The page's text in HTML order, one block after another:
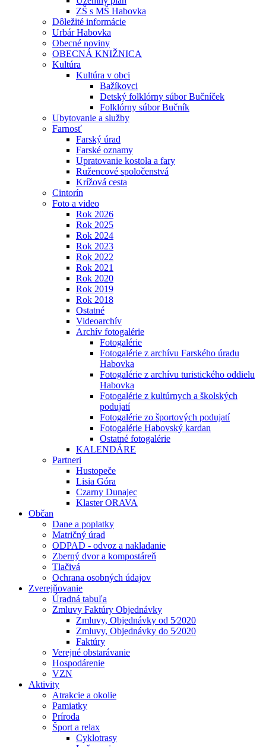
ZŠ s MŠ Habovka
Dôležité informácie
Urbár Habovka
Obecné noviny
OBECNÁ KNIŽNICA
Kultúra
Kultúra v obci
Bažíkovci
Detský folklórny súbor Bučníček
Folklórny súbor Bučník
Ubytovanie a služby
Farnosť
Farský úrad
Farské oznamy
Upratovanie kostola a fary
Ružencové spoločenstvá
Krížová cesta
Cintorín
Foto a video
Rok 2026
Rok 2025
Rok 2024
Rok 2023
Rok 2022
Rok 2021
Rok 2020
Rok 2019
Rok 2018
Ostatné
Videoarchív
Archív fotogalérie
Fotogalérie
Fotogalérie z archívu Farského úradu
Habovka
Fotogalérie z archívu turistického oddielu
Habovka
Fotogalérie z kultúrnych a školských
podujatí
Fotogalérie zo športových podujatí
Fotogalérie Habovský kardan
Ostatné fotogalérie
KALENDÁRE
Partneri
Hustopeče
Lisia Góra
Czarny Dunajec
Klaster ORAVA
Občan
Dane a poplatky
Matričný úrad
ODPAD - odvoz a nakladanie
Zberný dvor a kompostáreň
Tlačivá
Ochrana osobných údajov
Zverejňovanie
Úradná tabuľa
Zmluvy Faktúry Objednávky
Zmluvy, Objednávky od 5⁄2020
Zmluvy, Objednávky do 5⁄2020
Faktúry
Verejné obstarávanie
Hospodárenie
VZN
Aktivity
Atrakcie a okolie
Pamiatky
Príroda
Šport a relax
Cyklotrasy